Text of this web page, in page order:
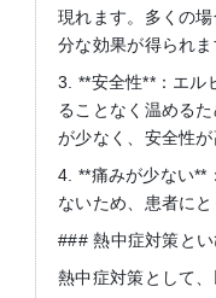
現れます。多くの
分な効果が得られま
3. **安全性**：エル
ることなく温める
が少なく、安全性が
4. **痛みが少ない**
ないため、患者に
### 熱中症対策と
熱中症対策として、